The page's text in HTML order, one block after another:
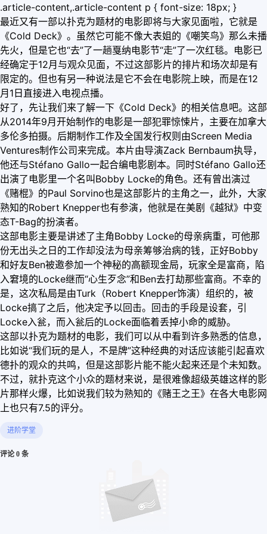
.article-content,.article-content p { font-size: 18px; }
最近又有一部以扑克为题材的电影即将与大家见面啦，它就是
《Cold Deck》。虽然它可能不像大表姐的《嘲笑鸟》那么未播
先火，但是它也“去”了一趟戛纳电影节“走”了一次红毯。电影已
经确定于12月与观众见面，不过这部影片的排片和场次却是有
限定的。但也有另一种说法是它不会在电影院上映，而是在12
月1日直接进入电视点播。
好了，先让我们来了解一下《Cold Deck》的相关信息吧。这部
从2014年9月开始制作的电影是一部犯罪惊悚片，主要在加拿大
多伦多拍摄。后期制作工作及全国发行权则由Screen Media
Ventures制作公司来完成。本片由导演Zack Bernbaum执导，
他还与Stéfano Gallo一起合编电影剧本。同时Stéfano Gallo还
出演了电影里一个名叫Bobby Locke的角色。还有曾出演过
《赌棍》的Paul Sorvino也是这部影片的主角之一，此外，大家
熟知的Robert Knepper也有参演，他就是在美剧《越狱》中变
态T-Bag的扮演者。
这部电影主要是讲述了主角Bobby Locke的母亲病重，可他那
份无出头之日的工作却没法为母亲筹够治病的钱，正好Bobby
和好友Ben被邀参加一个神秘的高额现金局，玩家全是富商，陷
入窘境的Locke继而“心生歹念”和Ben去打劫那些富商。不幸的
是，这次私局是由Turk（Robert Knepper饰演）组织的，被
Locke搞了之后，他决定予以回击。回击的手段是设套，引
Locke入瓮，而入瓮后的Locke面临着丢掉小命的威胁。
这部以扑克为题材的电影，我们可以从中看到许多熟悉的信息，
比如说“我们玩的是人，不是牌”这种经典的对话应该能引起喜欢
德扑的观众的共鸣，但是这部影片能不能火起来还是个未知数。
不过，就扑克这个小众的题材来说，是很难像超级英雄这样的影
片那样火爆，比如说我们较为熟知的《赌王之王》在各大电影网
上也只有7.5的评分。
进阶学堂
评论 0 条